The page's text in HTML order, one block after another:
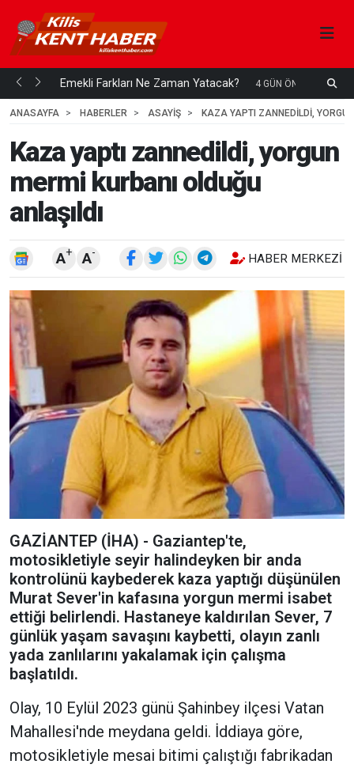
mi... Emekli Farkları Ne Zaman Yatacak? 4 GÜN ÖNCE
ANASAYFA
HABERLER ASAYİŞ KAZA YAPTI ZANNEDILDI,
Kaza yaptı zannedildi, yorgun
mermi kurbanı olduğu
anlaşıldı
A+ A- HABER MERKEZI
GAZİANTEP (İHA) - Gaziantep'te,
motosikletiyle seyir halindeyken bir anda
kontrolünü kaybederek kaza yaptığı düşünülen
Murat Sever'in kafasına yorgun mermi isabet
ettiği belirlendi. Hastaneye kaldırılan Sever, 7
günlük yaşam savaşını kaybetti, olayın zanlı
yada zanlılarını yakalamak için çalışma
başlatıldı.
Olay, 10 Eylül 2023 günü Şahinbey ilçesi Vatan
Mahallesi'nde meydana geldi. İddiaya göre,
motosikletiyle mesai bitimi çalıştığı fabrikadan